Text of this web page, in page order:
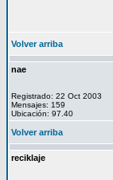
Volver arriba
nae
Registrado: 22 Oct 2003
Mensajes: 159
Ubicación: 97.40
Volver arriba
reciklaje